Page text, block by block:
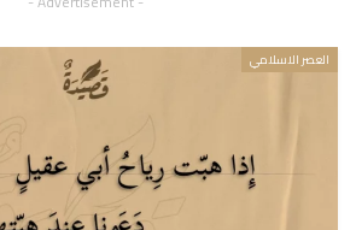
العصر الاسلامي